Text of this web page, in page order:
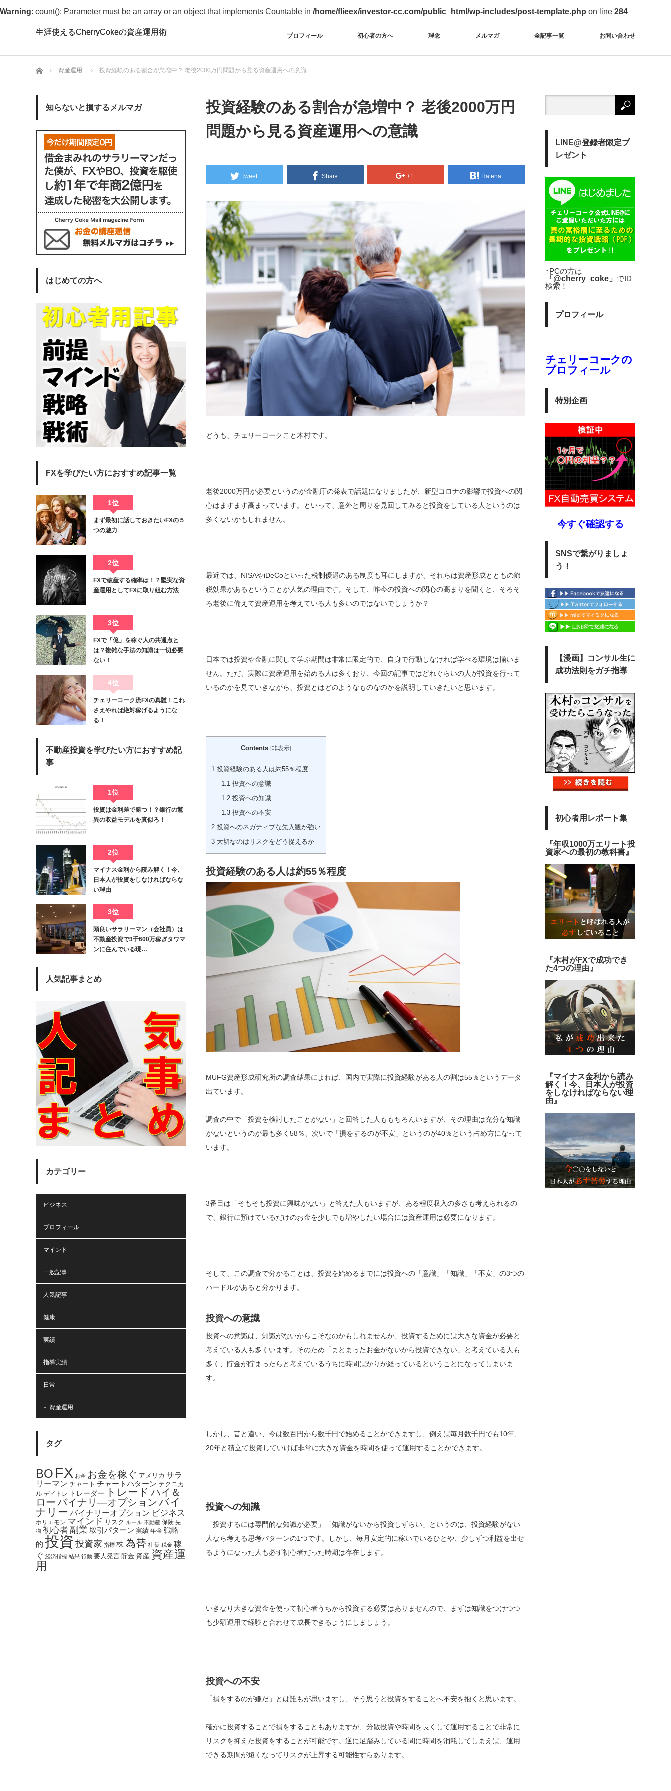
Warning: count(): Parameter must be an array or an object that implements Countable in /home/flieex/investor-cc.com/public_html/wp-includes/post-template.php on line 284
生涯使えるCherryCokeの資産運用術
生涯使えるCherryCokeの資産運用術 プロフィール 初心者の方へ 理念 メルマガ 全記事一覧 お問い合わせ
ホーム 資産運用 投資経験のある割合が急増中？ 老後2000万円問題から見る資産運用への意識
投資経験のある割合が急増中？ 老後2000万円
問題から見る資産運用への意識
Tweet Share +1 Hatena
どうも、チェリーコークこと木村です。
老後2000万円が必要というのが金融庁の発表で話題になりましたが、新型コロナの影響で投資への関
心はますます高まっています。といって、意外と周りを見回してみると投資をしている人というのは
多くないかもしれません。
最近では、NISAやiDeCoといった税制優遇のある制度も耳にしますが、それらは資産形成とともの節
税効果があるということが人気の理由です。そして、昨今の投資への関心の高まりを聞くと、そろそ
ろ老後に備えて資産運用を考えている人も多いのではないでしょうか？
日本では投資や金融に関して学ぶ期間は非常に限定的で、自身で行動しなければ学べる環境は揃いま
せん。ただ、実際に資産運用を始める人は多くおり、今回の記事ではどれぐらいの人が投資を行って
いるのかを見ていきながら、投資とはどのようなものなのかを説明していきたいと思います。
Contents [非表示]
1 投資経験のある人は約55％程度
1.1 投資への意識
1.2投資への知識
1.3投資への不安
2 投資へのネガティブな先入観が強い
3 大切なのはリスクをどう捉えるか
投資経験のある人は約55％程度
MUFG資産形成研究所の調査結果によれば、国内で実際に投資経験がある人の割は55％というデータ
出ています。
調査の中で「投資を検討したことがない」と回答した人ももちろんいますが、その理由は充分な知識
がないというのが最も多く58％、次いで「損をするのが不安」というのが40％という占め方になって
います。
3番目は「そもそも投資に興味がない」と答えた人もいますが、ある程度収入の多さも考えられるの
で、銀行に預けているだけのお金を少しでも増やしたい場合には資産運用は必要になります。
そして、この調査で分かることは、投資を始めるまでには投資への「意識」「知識」「不安」の3つの
ハードルがあると分かります。
投資への意識
投資への意識は、知識がないからこそなのかもしれませんが、投資するためには大きな資金が必要と
考えている人も多くいます。そのため「まとまったお金がないから投資できない」と考えている人も
多く、貯金が貯まったらと考えているうちに時間ばかりが経っているということになってしまいま
す。
しかし、昔と違い、今は数百円から数千円で始めることができますし、例えば毎月数千円でも10年、
20年と積立て投資していけば非常に大きな資金を時間を使って運用することができます。
投資への知識
「投資するには専門的な知識が必要」「知識がないから投資しずらい」というのは、投資経験がない
人なら考える思考パターンの1つです。しかし、毎月安定的に稼いでいるひとや、少しずつ利益を出せ
るようになった人も必ず初心者だった時期は存在します。
いきなり大きな資金を使って初心者うちから投資する必要はありませんので、まずは知識をつけつつ
も少額運用で経験と合わせて成長できるようにしましょう。
投資への不安
「損をするのが嫌だ」とは誰もが思いますし、そう思うと投資をすることへ不安を抱くと思います。
確かに投資することで損をすることもありますが、分散投資や時間を長くして運用することで非常に
リスクを抑えた投資をすることが可能です。逆に足踏みしている間に時間を消耗してしまえば、運用
できる期間が短くなってリスクが上昇する可能性すらあります。
知らないと損するメルマガ
はじめての方へ
FXを学びたい方におすすめ記事一覧
1位
まず最初に話しておきたいFXの５
つの魅力
2位
FXで破産する確率は！？堅実な資
産運用としてFXに取り組む方法
3位
FXで「億」を稼ぐ人の共通点と
は？複雑な手法の知識は一切必要
ない！
4位
チェリーコーク流FXの真髄！これ
さえやれば絶対稼げるようにな
る！
不動産投資を学びたい方におすすめ記
事
1位
投資は金利差で勝つ！？銀行の驚
異の収益モデルを真似ろ！
2位
マイナス金利から読み解く！今、
日本人が投資をしなければならな
い理由
3位
頭良いサラリーマン（会社員）は
不動産投資で3千600万稼ぎタワマ
ンに住んでいる現…
人気記事まとめ
カテゴリー
ビジネス
プロフィール
マインド
一般記事
人気記事
健康
実績
指導実績
日常
資産運用
タグ
BO FX お金 お金を稼ぐ アメリカ サラ
リーマン チャート チャートパターン テクニカ
ル デイトレ トレーダー トレード ハイ＆
ローバイナリ―オプションバイ
ナリー バイナリーオプション ビジネス
ホリエモン マインド リスク ルール 不動産 保険 先
物 初心者副業 取引パターン 実績 年金 戦略
的 投資 投資家 指標 株為替 社長 税金 稼
ぐ 経済指標 結果 行動 要人発言 貯金 資産 資産運
用
LINE@登録者限定プ
レゼント
↑PCの方は
「@cherry_coke」 でID
検索！
プロフィール
チェリーコークの
プロフィール
特別企画
今すぐ確認する
SNSで繋がりましょ
う！
【漫画】コンサル生に
成功法則をガチ指導
初心者用レポート集
『年収1000万エリート投
資家への最初の教科書』
『木村がFXで成功でき
た4つの理由』
『マイナス金利から読み
解く！今、日本人が投資
をしなければならない理
由』